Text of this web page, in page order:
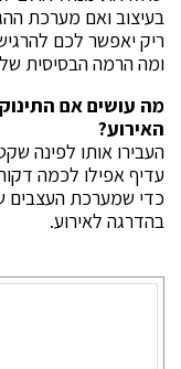
בעיצוב ואם מערכת
ריק יאפשר לכם
ומה הרמה הבסיסית
מה עושים אם
האירוע?
העבירו אותו לפינה
עדיף אפילו לכמה
כדי שמערכת העצבים
בהדרגה לאירוע.